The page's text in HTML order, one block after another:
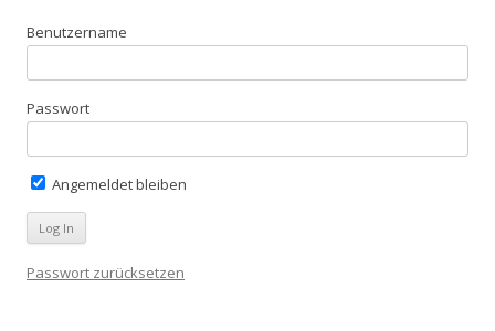
Benutzername
Passwort
Angemeldet bleiben
Passwort zurücksetzen